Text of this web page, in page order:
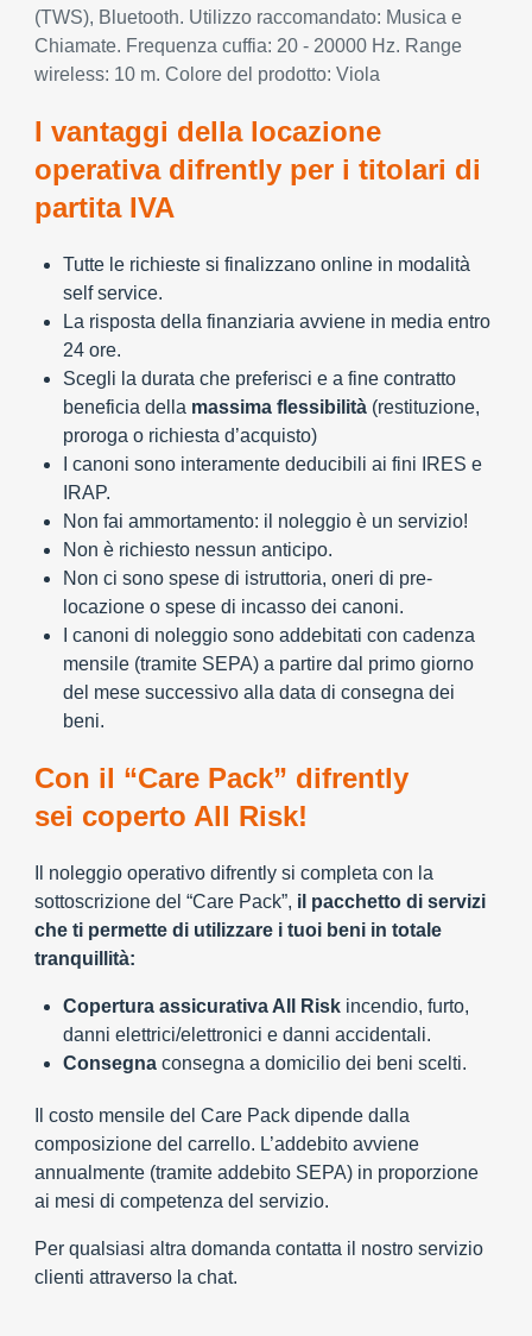
(TWS), Bluetooth. Utilizzo raccomandato: Musica e
Chiamate. Frequenza cuffia: 20 - 20000 Hz. Range
wireless: 10 m. Colore del prodotto: Viola
I vantaggi della locazione
operativa difrently per i titolari di
partita IVA
Tutte le richieste si finalizzano online in modalità
self service.
La risposta della finanziaria avviene in media entro
24 ore.
Scegli la durata che preferisci e a fine contratto
beneficia della massima flessibilità (restituzione,
proroga o richiesta d’acquisto)
I canoni sono interamente deducibili ai fini IRES e
IRAP.
Non fai ammortamento: il noleggio è un servizio!
Non è richiesto nessun anticipo.
Non ci sono spese di istruttoria, oneri di pre-
locazione o spese di incasso dei canoni.
I canoni di noleggio sono addebitati con cadenza
mensile (tramite SEPA) a partire dal primo giorno
del mese successivo alla data di consegna dei
beni.
Con il “Care Pack” difrently
sei coperto All Risk!
Il noleggio operativo difrently si completa con la
sottoscrizione del “Care Pack”, il pacchetto di servizi
che ti permette di utilizzare i tuoi beni in totale
tranquillità:
Copertura assicurativa All Risk incendio, furto,
danni elettrici/elettronici e danni accidentali.
Consegna consegna a domicilio dei beni scelti.
Il costo mensile del Care Pack dipende dalla
composizione del carrello. L’addebito avviene
annualmente (tramite addebito SEPA) in proporzione
ai mesi di competenza del servizio.
Per qualsiasi altra domanda contatta il nostro servizio
clienti attraverso la chat.